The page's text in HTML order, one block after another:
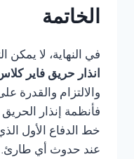
الخاتمة
في النهاية، لا يمكن
انذار حريق فاير
والالتزام والقدرة
فأنظمة إنذار
خط الدفاع الأول
عند حدوث أي طارئ.